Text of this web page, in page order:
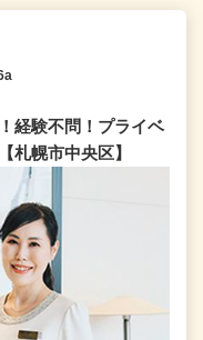
経験不問！プライベ
札幌市中央区】